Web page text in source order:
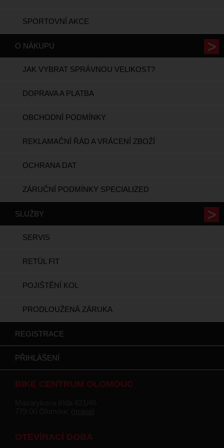
SPORTOVNÍ AKCE
O NÁKUPU
JAK VYBRAT SPRÁVNOU VELIKOST?
DOPRAVA A PLATBA
OBCHODNÍ PODMÍNKY
REKLAMAČNÍ ŘÁD A VRÁCENÍ ZBOŽÍ
OCHRANA DAT
ZÁRUČNÍ PODMÍNKY SPECIALIZED
SLUŽBY
SERVIS
RETÜL FIT
POJIŠTĚNÍ KOL
PRODLOUŽENÁ ZÁRUKA
REGISTRACE
PŘIHLÁŠENÍ
BIKE CENTRUM OLOMOUC
OTEVÍRACÍ DOBA